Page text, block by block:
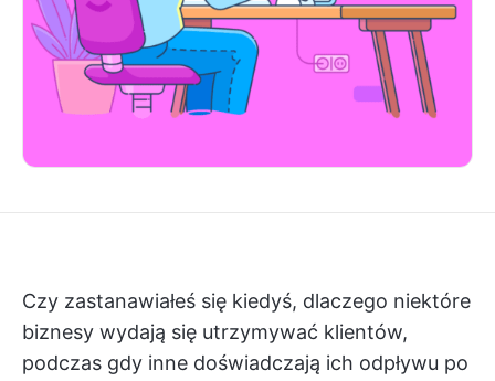
Czy zastanawiałeś się kiedyś, dlaczego niektóre
biznesy wydają się utrzymywać klientów,
podczas gdy inne doświadczają ich odpływu po